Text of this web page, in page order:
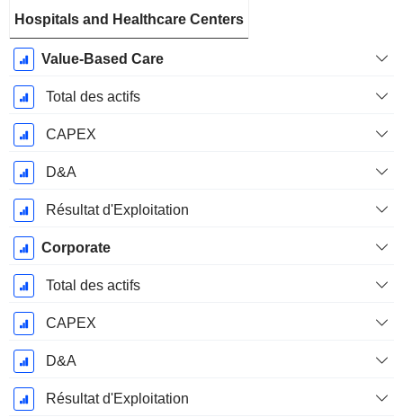
Hospitals and Healthcare Centers
Value-Based Care
Total des actifs
CAPEX
D&A
Résultat d'Exploitation
Corporate
Total des actifs
CAPEX
D&A
Résultat d'Exploitation